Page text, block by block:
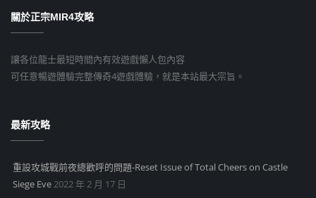
關於正宗MIR4攻略
讓各位龍士最短時間內有效遊戲懶人包內容
可任意暢遊體驗完整傳奇4遊戲體驗，就是本站最大宗旨。
最新攻略
重設攻城戰前夜總歡呼的問題-Reset Issue of Total Cheers on Castle
Siege Eve2022 年 2 月 17 日